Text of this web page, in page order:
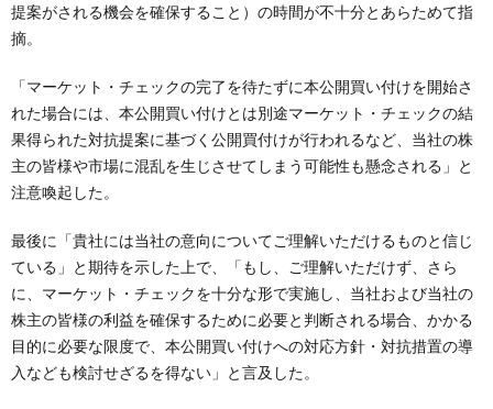
提案がされる機会を確保すること）の時間が不十分とあらためて指
摘。
「マーケット・チェックの完了を待たずに本公開買い付けを開始さ
れた場合には、本公開買い付けとは別途マーケット・チェックの結
果得られた対抗提案に基づく公開買付けが行われるなど、当社の株
主の皆様や市場に混乱を生じさせてしまう可能性も懸念される」と
注意喚起した。
最後に「貴社には当社の意向についてご理解いただけるものと信じ
ている」と期待を示した上で、「もし、ご理解いただけず、さら
に、マーケット・チェックを十分な形で実施し、当社および当社の
株主の皆様の利益を確保するために必要と判断される場合、かかる
目的に必要な限度で、本公開買い付けへの対応方針・対抗措置の導
入なども検討せざるを得ない」と言及した。